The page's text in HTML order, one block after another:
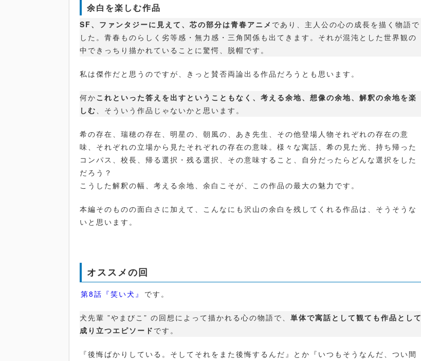
余白を楽しむ作品
SF、ファンタジーに見えて、芯の部分は青春アニメ であり、主人公の心の成長を描く物語で
した。青春ものらしく劣等感・無力感・三角関係も出てきます。それが混沌とした世界観の
中できっちり描かれていることに驚愕、脱帽です。
私は傑作だと思うのですが、きっと賛否両論出る作品だろうとも思います。
何かこれといった答えを出すということもなく、考える余地、想像の余地、解釈の余地を楽
しむ、そういう作品じゃないかと思います。
希の存在、瑞穂の存在、明星の、朝風の、あき先生、その他登場人物それぞれの存在の意
味、それぞれの立場から見たそれぞれの存在の意味。様々な寓話、希の見た光、持ち帰った
コンパス、校長、帰る選択・残る選択、その意味すること、自分だったらどんな選択をした
だろう？
こうした解釈の幅、考える余地、余白こそが、この作品の最大の魅力です。
本編そのものの面白さに加えて、こんなにも沢山の余白を残してくれる作品は、そうそうな
いと思います。
オススメの回
第8話『笑い犬』 です。
犬先輩 ”やまびこ” の回想によって描かれる心の物語で、単体で寓話として観ても作品として
成り立つエピソード です。
『後悔ばかりしている。そしてそれをまた後悔するんだ』とか『いつもそうなんだ、つい間